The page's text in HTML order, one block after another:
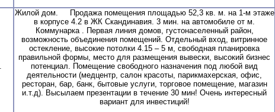
Жилой дом. Продажа помещения площадью 52,3 кв. м. на 1-м этаже
в корпусе 4.2 в ЖК Скандинавия. 3 мин. на автомобиле от м.
Коммунарка . Первая линия домов, густонаселенный район,
возможность объединения помещений. Отдельный вход, витринное
остекление, высокие потолки 4.15 – 5 м, свободная планировка
правильной формы, место для размещения вывески, высокий бизнес
потенциал. Помещение свободного назначения под любой вид
деятельности (медцентр, салон красоты, парикмахерская, офис,
ресторан, бар, банк, бытовые услуги, торговое помещение, магазин
и.т.д). Высылаем презентации в течение 30 мин! Очень интересный
вариант для инвестиций!